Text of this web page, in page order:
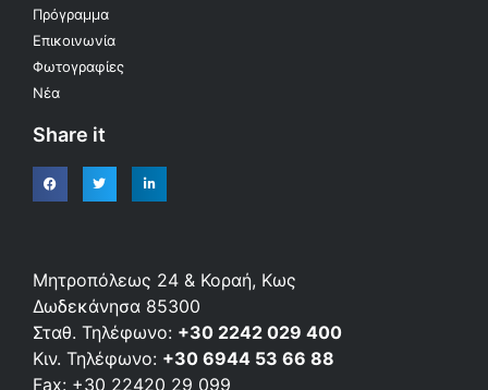
Πρόγραμμα
Επικοινωνία
Φωτογραφίες
Νέα
Share it
Μητροπόλεως 24 & Κοραή, Κως
Δωδεκάνησα 85300
Σταθ. Τηλέφωνο: +30 2242 029 400
Κιν. Τηλέφωνο: +30 6944 53 66 88
Fax: +30 22420 29 099